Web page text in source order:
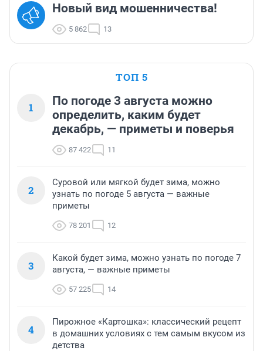
Новый вид мошенничества!
5 862 13
ТОП 5
1
По погоде 3 августа можно
определить, каким будет
декабрь, — приметы и поверья
87 422 11
2
Суровой или мягкой будет зима, можно
узнать по погоде 5 августа — важные
приметы
78 201 12
3
Какой будет зима, можно узнать по погоде 7
августа, — важные приметы
57 225 14
4
Пирожное «Картошка»: классический рецепт
в домашних условиях с тем самым вкусом из
детства